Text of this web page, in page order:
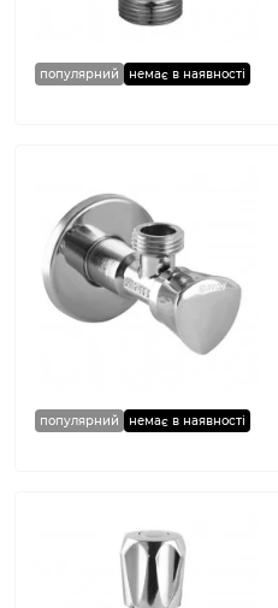
популярний немає в наявності
популярний немає в наявності